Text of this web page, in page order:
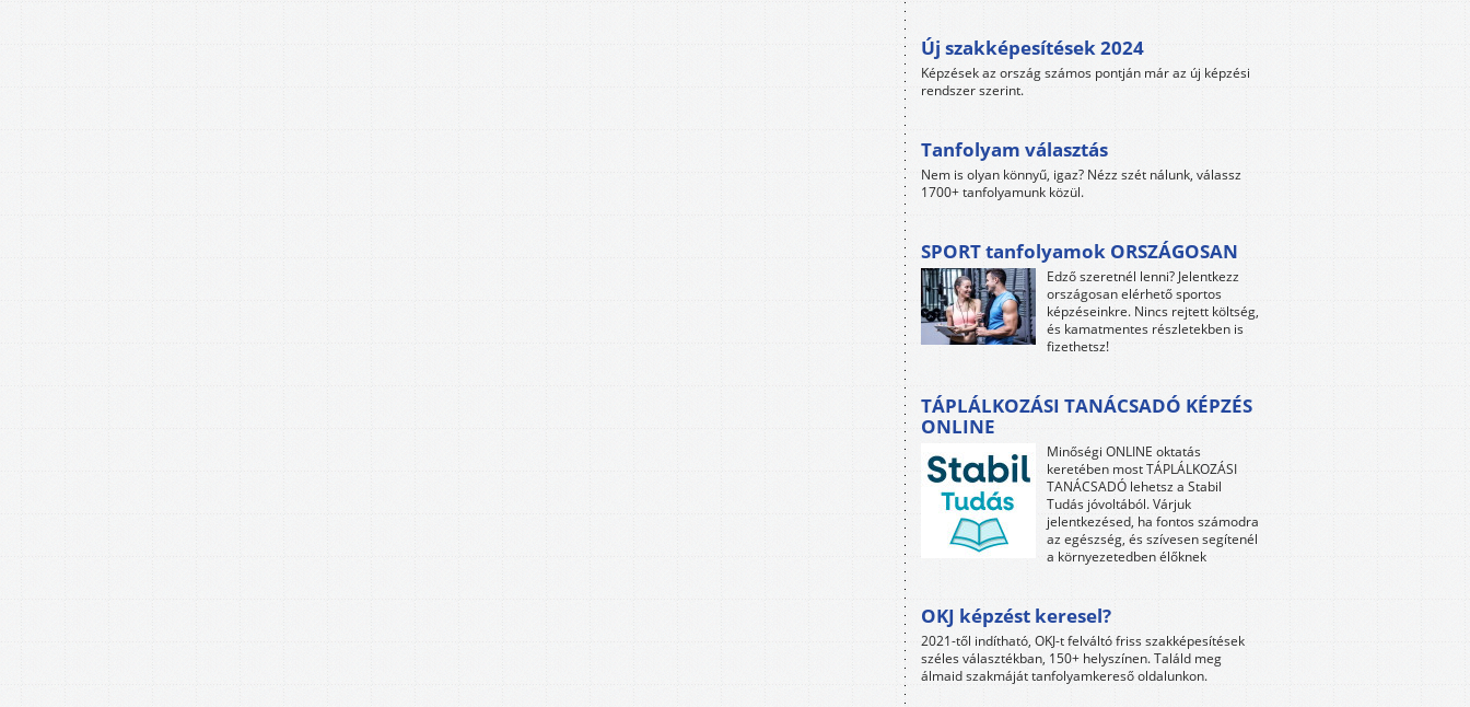
Új szakképesítések 2024
Képzések az ország számos pontján már az új képzési
rendszer szerint.
Tanfolyam választás
Nem is olyan könnyű, igaz? Nézz szét nálunk, válassz
1700+ tanfolyamunk közül.
SPORT tanfolyamok ORSZÁGOSAN
Edző szeretnél lenni? Jelentkezz
országosan elérhető sportos
képzéseinkre. Nincs rejtett költség,
és kamatmentes részletekben is
fizethetsz!
TÁPLÁLKOZÁSI TANÁCSADÓ KÉPZÉS
ONLINE
Minőségi ONLINE oktatás
keretében most TÁPLÁLKOZÁSI
TANÁCSADÓ lehetsz a Stabil
Tudás jóvoltából. Várjuk
jelentkezésed, ha fontos számodra
az egészség, és szívesen segítenél
a környezetedben élőknek
OKJ képzést keresel?
2021-től indítható, OKJ-t felváltó friss szakképesítések
széles választékban, 150+ helyszínen. Találd meg
álmaid szakmáját tanfolyamkereső oldalunkon.